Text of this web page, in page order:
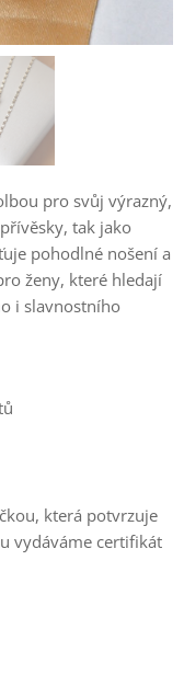
pro svůj výrazný,
tak jako
pohodlné nošení a
ženy, které hledají
i slavnostního
která potvrzuje
vydáváme certifikát